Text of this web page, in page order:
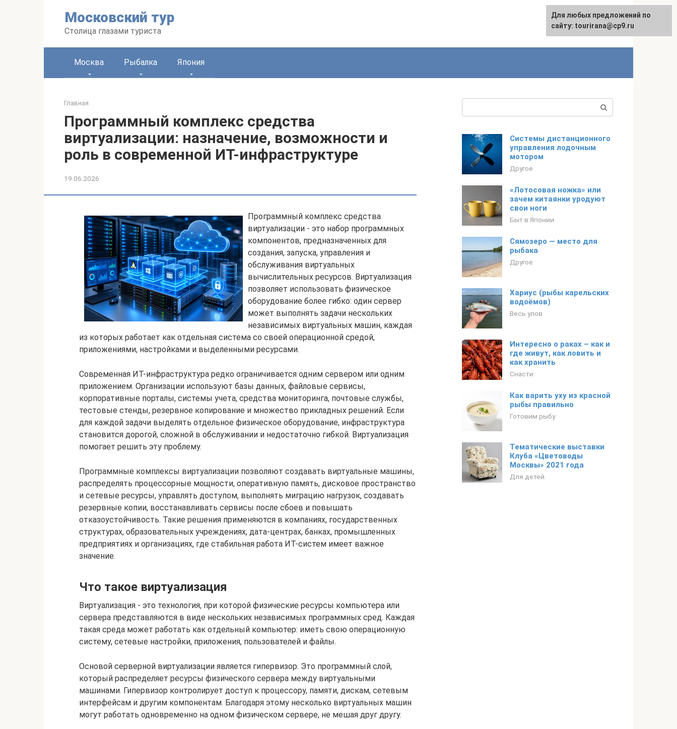
Московский тур
Столица глазами туриста
English
Москва Рыбалка Япония
Главная
Программный комплекс средства
виртуализации: назначение, возможности и
роль в современной ИТ-инфраструктуре
19.06.2026
Программный комплекс средства
виртуализации - это набор программных
компонентов, предназначенных для
создания, запуска, управления и
обслуживания виртуальных
вычислительных ресурсов. Виртуализация
позволяет использовать физическое
оборудование более гибко: один сервер
может выполнять задачи нескольких
независимых виртуальных машин, каждая
из которых работает как отдельная система со своей операционной средой,
приложениями, настройками и выделенными ресурсами.
Современная ИТ-инфраструктура редко ограничивается одним сервером или одним
приложением. Организации используют базы данных, файловые сервисы,
корпоративные порталы, системы учета, средства мониторинга, почтовые службы,
тестовые стенды, резервное копирование и множество прикладных решений. Если
для каждой задачи выделять отдельное физическое оборудование, инфраструктура
становится дорогой, сложной в обслуживании и недостаточно гибкой. Виртуализация
помогает решить эту проблему.
Программные комплексы виртуализации позволяют создавать виртуальные машины,
распределять процессорные мощности, оперативную память, дисковое пространство
и сетевые ресурсы, управлять доступом, выполнять миграцию нагрузок, создавать
резервные копии, восстанавливать сервисы после сбоев и повышать
отказоустойчивость. Такие решения применяются в компаниях, государственных
структурах, образовательных учреждениях, дата-центрах, банках, промышленных
предприятиях и организациях, где стабильная работа ИТ-систем имеет важное
значение.
Что такое виртуализация
Виртуализация - это технология, при которой физические ресурсы компьютера или
сервера представляются в виде нескольких независимых программных сред. Каждая
такая среда может работать как отдельный компьютер: иметь свою операционную
систему, сетевые настройки, приложения, пользователей и файлы.
Основой серверной виртуализации является гипервизор. Это программный слой,
который распределяет ресурсы физического сервера между виртуальными
машинами. Гипервизор контролирует доступ к процессору, памяти, дискам, сетевым
интерфейсам и другим компонентам. Благодаря этому несколько виртуальных машин
могут работать одновременно на одном физическом сервере, не мешая друг другу.
Системы дистанционного
управления лодочным
мотором
Другое
«Лотосовая ножка» или
зачем китаянки уродуют
свои ноги
Быт в Японии
Сямозеро — место для
рыбака
Другое
Хариус (рыбы карельских
водоёмов)
Весь улов
Интересно о раках – как и
где живут, как ловить и
как хранить
Снасти
Как варить уху из красной
рыбы правильно
Готовим рыбу
Тематические выставки
Клуба «Цветоводы
Москвы» 2021 года
Для детей
Для любых предложений по
сайту: tourirana@cp9.ru